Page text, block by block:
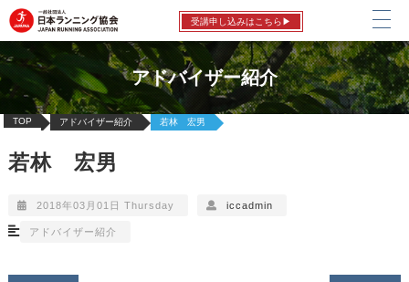
受講申し込みはこちら▶
アドバイザー紹介
TOP アドバイザー紹介 若林 宏男
若林 宏男
2018年03月01日 Thursday iccadmin
アドバイザー紹介